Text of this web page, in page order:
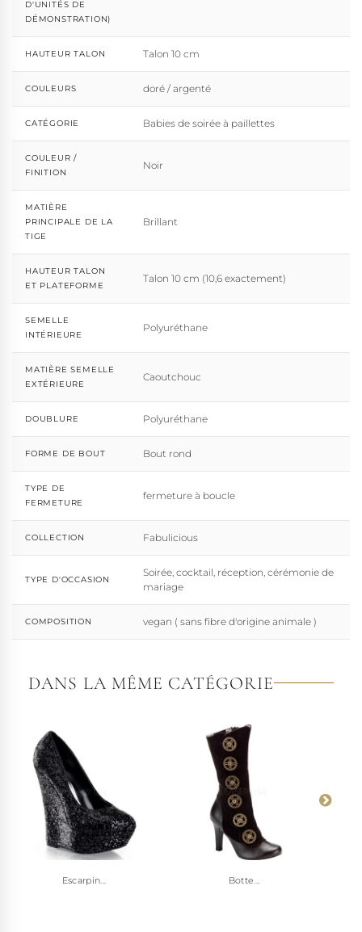
D'UNITÉS DE
DÉMONSTRATION)
HAUTEUR TALON Talon 10 cm
COULEURS doré / argenté
CATÉGORIE Babies de soirée à paillettes
COULEUR /
FINITION
Noir
MATIÈRE
PRINCIPALE DE LA
TIGE
Brillant
HAUTEUR TALON
ET PLATEFORME
Talon 10 cm (10,6 exactement)
SEMELLE
INTÉRIEURE
Polyuréthane
MATIÈRE SEMELLE
EXTÉRIEURE
Caoutchouc
DOUBLURE Polyuréthane
FORME DE BOUT Bout rond
TYPE DE
FERMETURE
fermeture à boucle
COLLECTION Fabulicious
TYPE D'OCCASION
Soirée, cocktail, réception, cérémonie de
mariage
COMPOSITION vegan ( sans fibre d'origine animale )
DANS LA MÊME CATÉGORIE
Escarpin... Botte...